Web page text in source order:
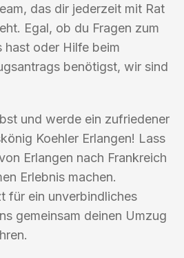
das dir jederzeit mit Rat
Egal, ob du Fragen zum
oder Hilfe beim
benötigst, wir sind
und werde ein zufriedener
Koehler Erlangen! Lass
Erlangen nach Frankreich
Erlebnis machen.
für ein unverbindliches
gemeinsam deinen Umzug